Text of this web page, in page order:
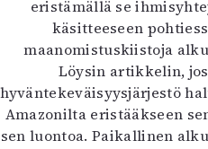
In
eristämällä se
käsitteeseen
maanomistuskiistoja
Löysin artikkelin,
hyväntekeväisyysjärjestö
Amazonilta eristääkseen
sen luontoa. Paikallinen